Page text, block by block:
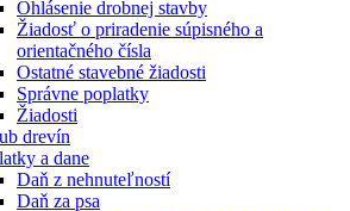
Ohlásenie drobnej stavby
Žiadosť o priradenie súpisného a
orientačného čísla
Ostatné stavebné žiadosti
Správne poplatky
Žiadosti
drevín
a dane
Daň z nehnuteľností
Daň za psa